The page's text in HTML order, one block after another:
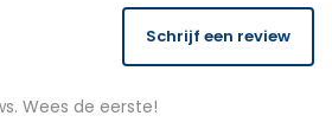
Schrijf een review
Wees de eerste!